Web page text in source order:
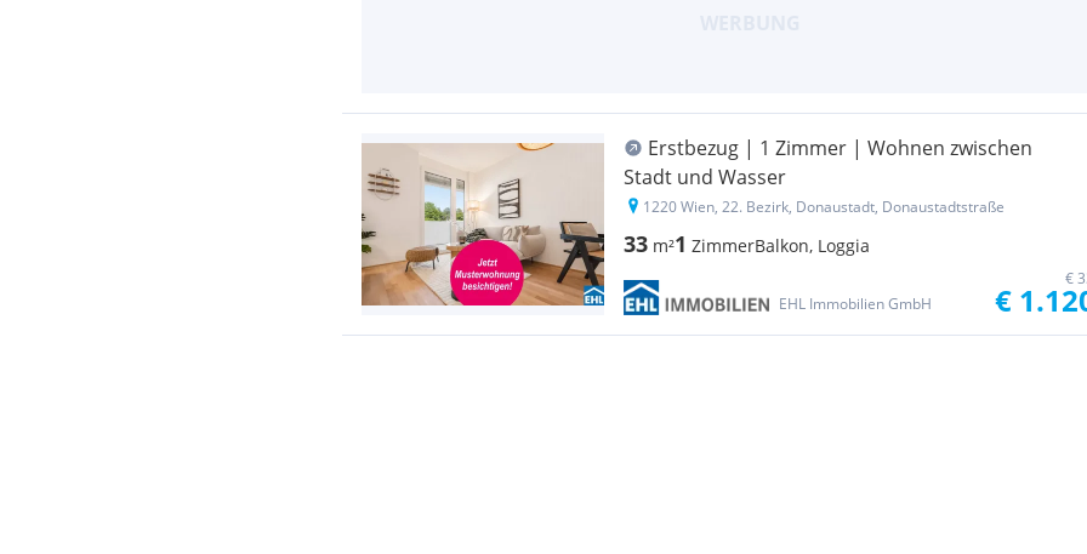
Erstbezug | 1 Zimmer | Wohnen zwischen
Stadt und Wasser
1220 Wien, 22. Bezirk, Donaustadt, Donaustadtstraße
33 m²1 ZimmerBalkon, Loggia
EHL Immobilien GmbH
€
€